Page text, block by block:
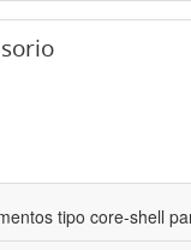
tipo core-shell